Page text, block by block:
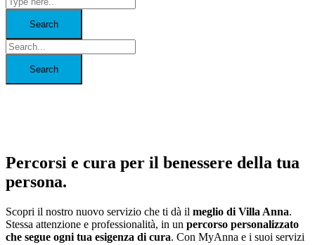
Percorsi e cura per il benessere della tua
persona.
Scopri il nostro nuovo servizio che ti dà il meglio di Villa Anna.
Stessa attenzione e professionalità, in un percorso personalizzato
che segue ogni tua esigenza di cura. Con MyAnna e i suoi servizi